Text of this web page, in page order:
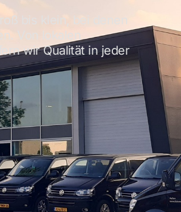
bis klein, bei denen
Von lokalen
wir Qualität in jeder